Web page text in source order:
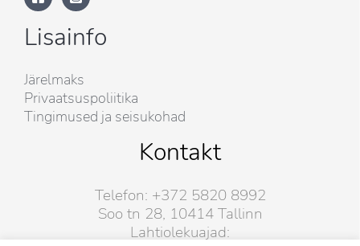
Lisainfo
Järelmaks
Privaatsuspoliitika
Tingimused ja seisukohad
Kontakt
Telefon: +372 5820 8992
Soo tn 28, 10414 Tallinn
Lahtiolekuajad: